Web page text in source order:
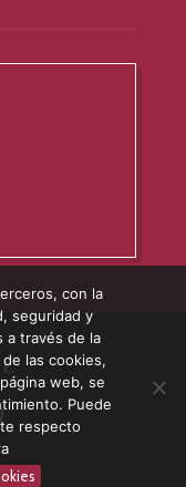
con la
seguridad y
a través de la
las cookies,
web, se
Puede
respecto